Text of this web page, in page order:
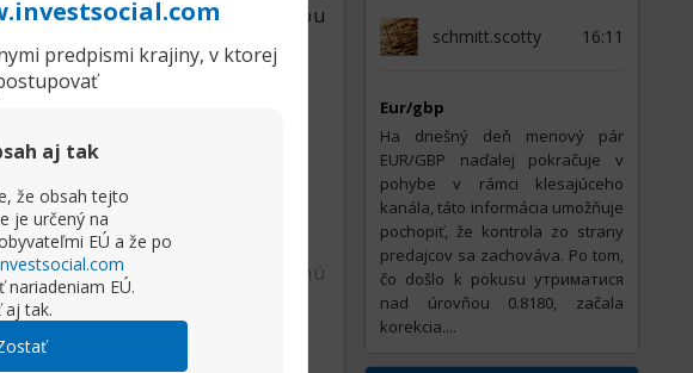
predpismi krajiny, v ktorej
aj tak
že obsah tejto
je určený na
EÚ a že po
EÚ.
aj tak.
cena nezhoduje s predvolenou
na otvorenie obchodu za inú
na komplikácie;
za trhových podmienok, ktoré
schmitt.scotty 16:11
Eur/gbp
На dnešný deň menový pár
EUR/GBP naďalej pokračuje v
pohybe v rámci klesajúceho
kanála, táto informácia umožňuje
pochopiť, že kontrola zo strany
predajcov sa zachováva. Po tom,
čo došlo k pokusu утриматися
nad úrovňou 0.8180, začala
korekcia....